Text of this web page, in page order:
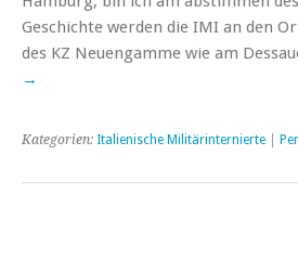
Geschichte werden die IMI an den
des KZ Neuengamme wie am
→
Kategorien: Italienische Militärinternierte